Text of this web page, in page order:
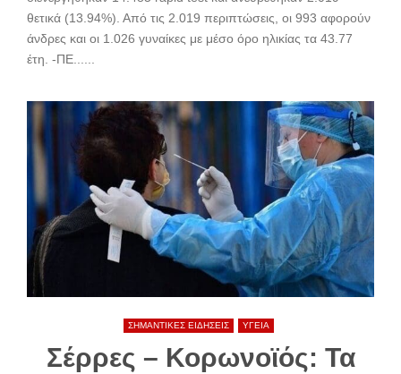
θετικά (13.94%). Από τις 2.019 περιπτώσεις, οι 993 αφορούν
άνδρες και οι 1.026 γυναίκες με μέσο όρο ηλικίας τα 43.77
έτη. -ΠΕ......
ΣΗΜΑΝΤΙΚΕΣ ΕΙΔΗΣΕΙΣ ΥΓΕΙΑ
Σέρρες – Κορωνοϊός: Τα